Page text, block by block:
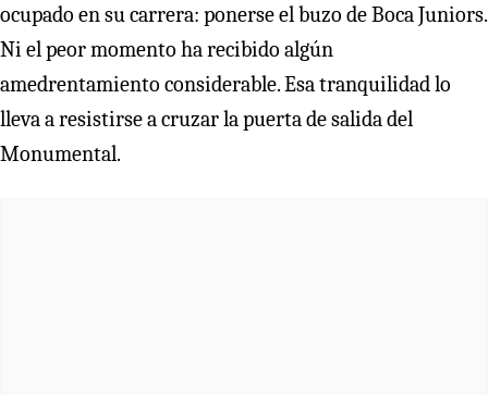
ocupado en su carrera: ponerse el buzo de Boca Juniors.
Ni el peor momento ha recibido algún
amedrentamiento considerable. Esa tranquilidad lo
lleva a resistirse a cruzar la puerta de salida del
Monumental.